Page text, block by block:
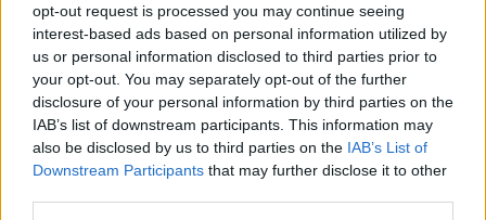
opt-out request is processed you may continue seeing
interest-based ads based on personal information utilized by
us or personal information disclosed to third parties prior to
your opt-out. You may separately opt-out of the further
disclosure of your personal information by third parties on the
IAB’s list of downstream participants. This information may
also be disclosed by us to third parties on the IAB’s List of
Downstream Participants that may further disclose it to other